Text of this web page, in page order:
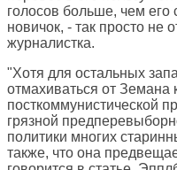
голосов больше, чем его
новичок, - так просто не
журналистка.
"Хотя для остальных
отмахиваться от Земана
посткоммунистической
грязной
политики многих
также, что она